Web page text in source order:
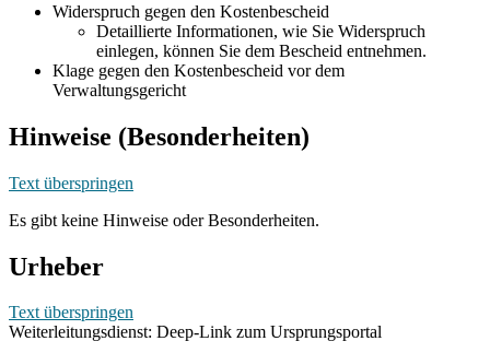
Widerspruch gegen den Kostenbescheid
Detaillierte Informationen, wie Sie Widerspruch
einlegen, können Sie dem Bescheid entnehmen.
Klage gegen den Kostenbescheid vor dem
Verwaltungsgericht
Hinweise (Besonderheiten)
Text überspringen
Es gibt keine Hinweise oder Besonderheiten.
Urheber
Text überspringen
Weiterleitungsdienst: Deep-Link zum Ursprungsportal